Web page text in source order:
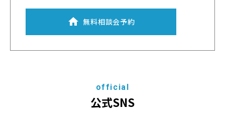
無料相談会予約
official
公式SNS